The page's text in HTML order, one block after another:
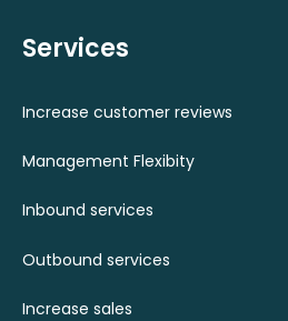
Services
Increase customer reviews
Management Flexibity
Inbound services
Outbound services
Increase sales